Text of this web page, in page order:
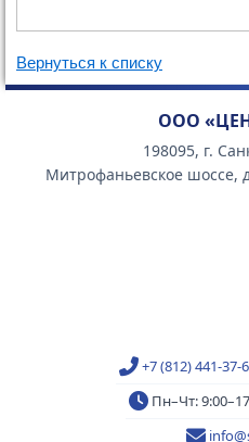
Вернуться к списку
ООО
198095, г.
Митрофаньевское шоссе,
+7 (812) 441-37-
Пн–Чт: